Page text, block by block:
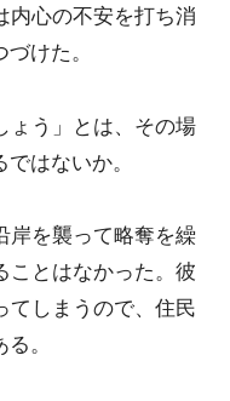
内心の不安を打ち消
けた。
ょう」とは、その場
はないか。
岸を襲って略奪を繰
ことはなかった。彼
てしまうので、住民
。